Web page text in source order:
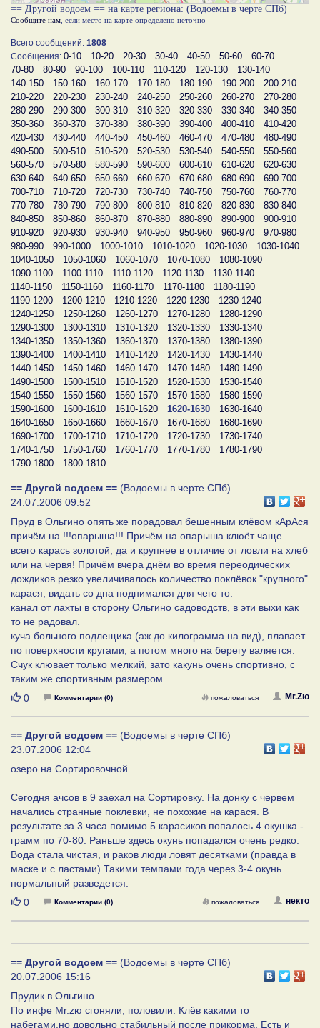
== Другой водоем == на карте региона: (Водоемы в черте СПб)
Сообщите нам , если место на карте определено неточно
Всего сообщений: 1808
Сообщения: 0-10 10-20 20-30 30-40 40-50 50-60
60-70
70-80
80-90 90-100 100-110 110-120 120-130
130-140
140-150
150-160 160-170 170-180 180-190 190-200
200-210
210-220
220-230 230-240 240-250 250-260 260-270
270-280
280-290
290-300 300-310 310-320 320-330 330-340
340-350
350-360
360-370 370-380 380-390 390-400 400-410
410-420
420-430
430-440 440-450 450-460 460-470 470-480
480-490
490-500
500-510 510-520 520-530 530-540 540-550
550-560
560-570
570-580 580-590 590-600 600-610 610-620
620-630
630-640
640-650 650-660 660-670 670-680 680-690
690-700
700-710
710-720 720-730 730-740 740-750 750-760
760-770
770-780
780-790 790-800 800-810 810-820 820-830
830-840
840-850
850-860 860-870 870-880 880-890 890-900
900-910
910-920
920-930 930-940 940-950 950-960 960-970
970-980
980-990
990-1000 1000-1010 1010-1020 1020-1030
1030-1040
1040-1050
1050-1060 1060-1070 1070-1080
1080-1090
1090-1100
1100-1110 1110-1120 1120-1130
1130-1140
1140-1150
1150-1160 1160-1170 1170-1180
1180-1190
1190-1200
1200-1210 1210-1220 1220-1230
1230-1240
1240-1250
1250-1260 1260-1270 1270-1280
1280-1290
1290-1300
1300-1310 1310-1320 1320-1330
1330-1340
1340-1350
1350-1360 1360-1370 1370-1380
1380-1390
1390-1400
1400-1410 1410-1420 1420-1430
1430-1440
1440-1450
1450-1460 1460-1470 1470-1480
1480-1490
1490-1500
1500-1510 1510-1520 1520-1530
1530-1540
1540-1550
1550-1560 1560-1570 1570-1580
1580-1590
1590-1600
1600-1610 1610-1620 1620-1630
1630-1640
1640-1650
1650-1660 1660-1670 1670-1680
1680-1690
1690-1700
1700-1710 1710-1720 1720-1730
1730-1740
1740-1750
1750-1760 1760-1770 1770-1780
1780-1790
1790-1800
1800-1810
== Другой водоем == (Водоемы в черте СПб)
24.07.2006 09:52
Пруд в Ольгино опять же порадовал бешенным клёвом кАрАся
причём на !!!опарыша!!! Причём на опарыша клюёт чаще
всего карась золотой, да и крупнее в отличие от ловли на хлеб
или на червя! Причём вчера днём во время переодических
дождиков резко увеличивалось количество поклёвок "крупного"
карася, видать со дна поднимался для чего то.
канал от лахты в сторону Ольгино садоводств, в эти выхи как
то не радовал.
куча больного подлещика (аж до килограмма на вид), плавает
по поверхности кругами, а потом много на берегу валяется.
Счук клювает только мелкий, зато какунь очень спортивно, с
таким же спортивным размером.
Нравится
0 Комментарии (0) Mr.Zю
пожаловаться
== Другой водоем == (Водоемы в черте СПб)
23.07.2006 12:04
озеро на Сортировочной.
Сегодня ачсов в 9 заехал на Сортировку. На донку с червем
начались странные поклевки, не похожие на карася. В
результате за 3 часа помимо 5 карасиков попалось 4 окушка -
грамм по 70-80. Раньше здесь окунь попадался очень редко.
Вода стала чистая, и раков люди ловят десятками (правда в
маске и с ластами).Такими темпами года через 3-4 окунь
нормальный разведется.
Нравится
0 Комментарии (0) некто
пожаловаться
== Другой водоем == (Водоемы в черте СПб)
20.07.2006 15:16
Прудик в Ольгино.
По инфе Mr.zю сгоняли, половили. Клёв какими то
набегами,но довольно стабильный после прикорма. Есть и